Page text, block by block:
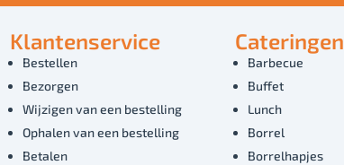
Klantenservice
Bestellen
Bezorgen
Wijzigen van een bestelling
Ophalen van een bestelling
Betalen
Cateringen
Barbecue
Buffet
Lunch
Borrel
Borrelhapjes